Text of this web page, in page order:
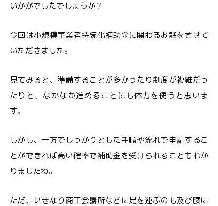
いかがでしたでしょうか？
今回は小規模事業者持続化補助金に関わるお話をさせて
いただきました。
見てみると、準備することが多かったり制度が複雑だっ
たりと、なかなか進めることにも体力を使うと思いま
す。
しかし、一方でしっかりとした手順や流れで申請するこ
とができれば高い確率で補助金を受けられることもわか
りましたね。
ただ、いきなり商工会議所などに足を運ぶのも及び腰に